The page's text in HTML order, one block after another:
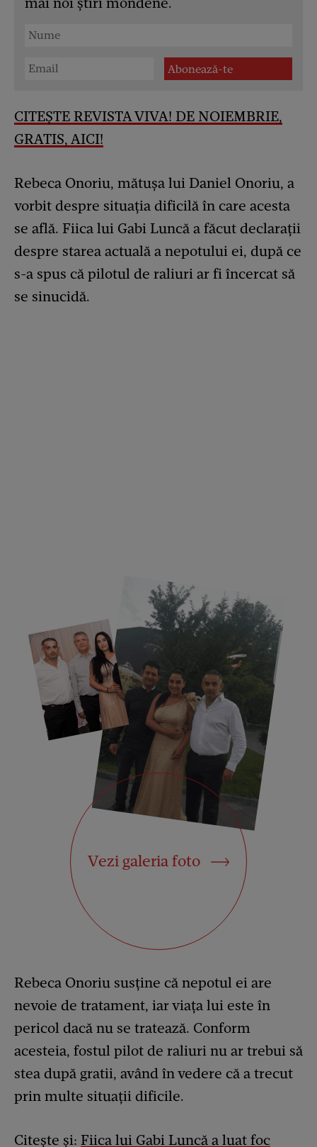
CITEȘTE REVISTA VIVA! DE NOIEMBRIE,
GRATIS, AICI!
Rebeca Onoriu, mătușa lui Daniel Onoriu, a
vorbit despre situația dificilă în care acesta
se află. Fiica lui Gabi Luncă a făcut declarații
despre starea actuală a nepotului ei, după ce
s-a spus că pilotul de raliuri ar fi încercat să
se sinucidă.
Vezi galeria foto
Rebeca Onoriu susține că nepotul ei are
nevoie de tratament, iar viața lui este în
pericol dacă nu se tratează. Conform
acesteia, fostul pilot de raliuri nu ar trebui să
stea după gratii, având în vedere că a trecut
prin multe situații dificile.
Citește și: Fiica lui Gabi Luncă a luat foc